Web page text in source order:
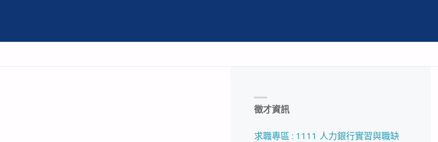
徵才資訊
求職專區 : 1111 人力銀行實習與職缺